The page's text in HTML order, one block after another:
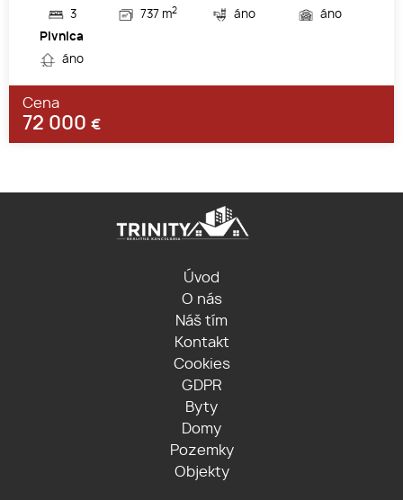
3
737 m2
áno
áno
Pivnica
áno
Cena
72 000 €
Úvod
O nás
Náš tím
Kontakt
Cookies
GDPR
Byty
Domy
Pozemky
Objekty